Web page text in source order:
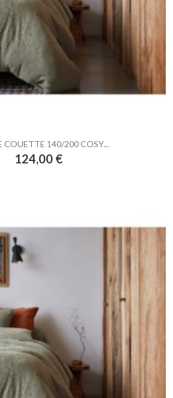
COUETTE 140/200 COSY...
Prix
124,00 €